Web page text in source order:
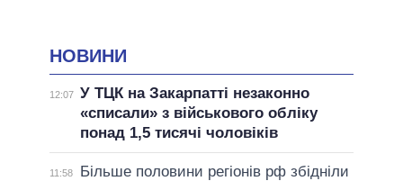
НОВИНИ
12:07 У ТЦК на Закарпатті незаконно
«списали» з військового обліку
понад 1,5 тисячі чоловіків
11:58
Більше половини регіонів рф збідніли